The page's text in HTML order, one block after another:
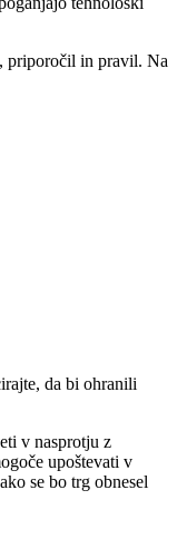
priporočil in pravil. Na
da bi ohranili
v nasprotju z
upoštevati v
se bo trg obnesel